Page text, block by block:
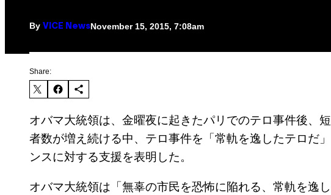
By VICE NewsNovember 15, 2015, 7:08am
Share:
オバマ大統領は、金曜夜に起きたパリでのテロ事件後、
者数が増え続ける中、テロ事件を「常軌を逸したテロだ
ンスに対する支援を表明した。
オバマ大統領は「無辜の市民を恐怖に陥れる、常軌を逸